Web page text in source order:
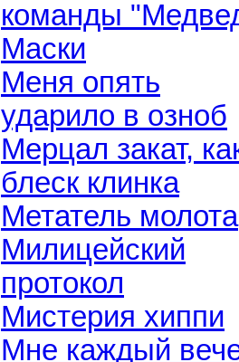
команды
Маски
Меня опять
ударило в озноб
Мерцал закат,
блеск клинка
Метатель молота
Милицейский
протокол
Мистерия хиппи
Мне каждый